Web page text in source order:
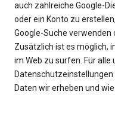
auch zahlreiche Google-
oder ein Konto zu
Google-Suche verwenden
Zusätzlich ist es möglich,
im Web zu surfen. Für alle
Daten wir erheben und